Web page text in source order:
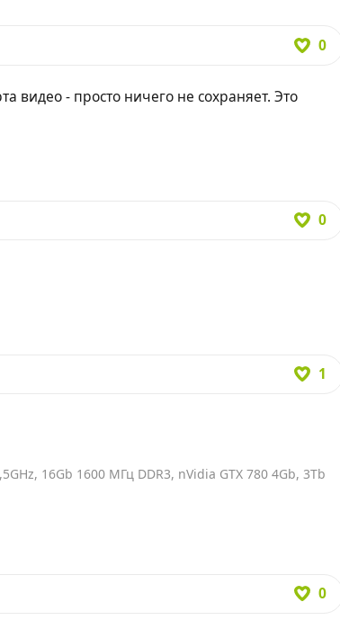
0
видео - просто ничего не сохраняет. Это
0
1
16Gb 1600 МГц DDR3, nVidia GTX 780 4Gb, 3Tb
0